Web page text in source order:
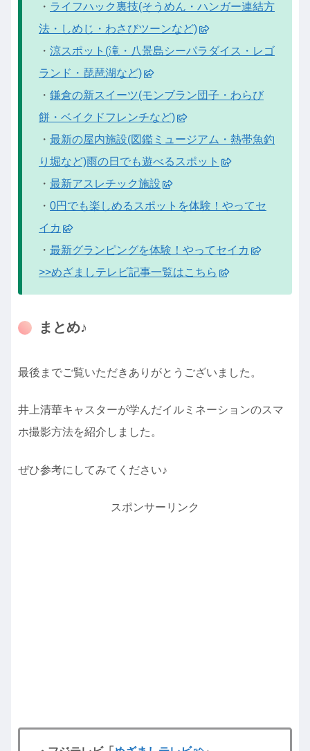
・ ライフハック裏技(そうめん・ハンガー連結方
法・しめじ・わさびツーンなど)
・ 涼スポット(滝・八景島シーパラダイス・レゴ
ランド・琵琶湖など)
・ 鎌倉の新スイーツ(モンブラン団子・わらび
餅・ベイクドフレンチなど)
・ 最新の屋内施設(図鑑ミュージアム・熱帯魚釣
り堀など)雨の日でも遊べるスポット
・ 最新アスレチック施設
・ 0円でも楽しめるスポットを体験！やってセ
イカ
・ 最新グランピングを体験！やってセイカ
>>めざましテレビ記事一覧はこちら
まとめ♪
最後までご覧いただきありがとうございました。
井上清華キャスターが学んだイルミネーションのスマ
ホ撮影方法を紹介しました。
ぜひ参考にしてみてください♪
スポンサーリンク